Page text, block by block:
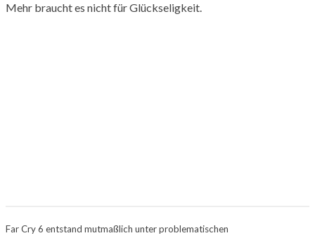
Mehr braucht es nicht für Glückseligkeit.
Far Cry 6 entstand mutmaßlich unter problematischen